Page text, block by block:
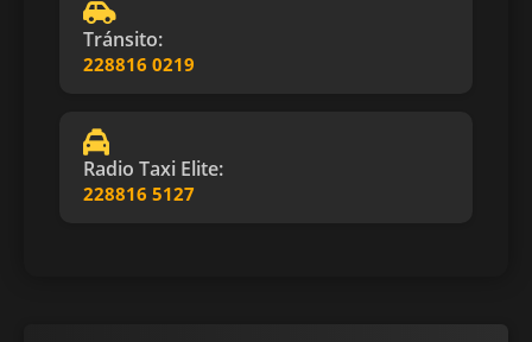
Tránsito:
228816 0219
Radio Taxi Elite:
228816 5127